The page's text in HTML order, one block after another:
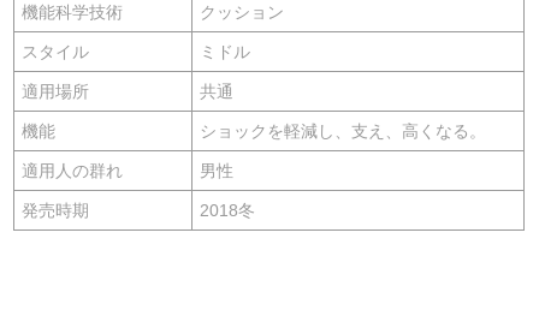
機能科学技術 クッション
スタイル ミドル
適用場所 共通
機能 ショックを軽減し、支え、高くなる。
適用人の群れ 男性
発売時期 2018冬